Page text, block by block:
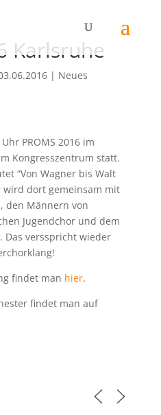
Karlsruhe
| Neues
PROMS 2016 im
Kongresszentrum statt.
“Von Wagner bis Walt
wird dort gemeinsam mit
den Männern von
Jugendchor und dem
Das versspricht wieder
findet man hier.
findet man auf